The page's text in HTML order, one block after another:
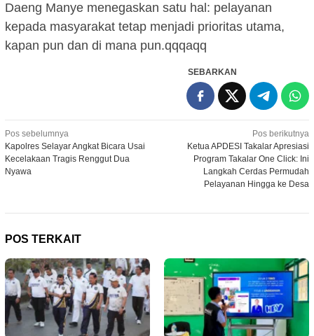
Daeng Manye menegaskan satu hal: pelayanan
kepada masyarakat tetap menjadi prioritas utama,
kapan pun dan di mana pun.qqqaqq
SEBARKAN
Navigasi
pos
Pos sebelumnya
Kapolres Selayar Angkat Bicara Usai
Kecelakaan Tragis Renggut Dua
Nyawa
Pos berikutnya
Ketua APDESI Takalar Apresiasi
Program Takalar One Click: Ini
Langkah Cerdas Permudah
Pelayanan Hingga ke Desa
POS TERKAIT